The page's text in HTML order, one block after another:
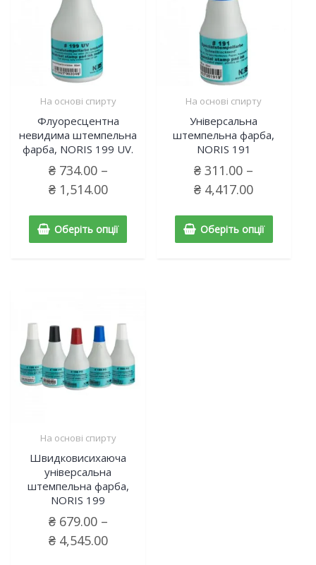
На основі спирту
Флуоресцентна
невидима штемпельна
фарба, NORIS 199 UV.
₴734.00–
₴1,514.00
Оберіть опції
На основі спирту
Універсальна
штемпельна фарба,
NORIS 191
₴ 311.00 –
₴ 4,417.00
Оберіть опції
На основі спирту
Швидковисихаюча
універсальна
штемпельна фарба,
NORIS 199
₴679.00–
₴4,545.00